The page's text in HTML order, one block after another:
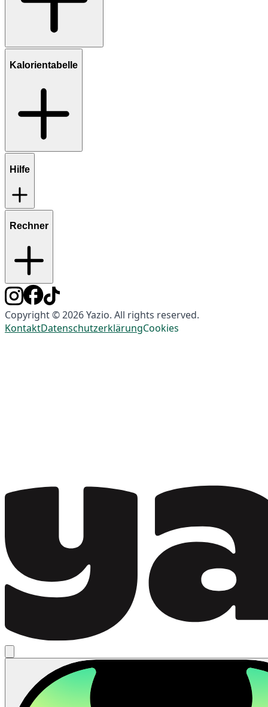
Kalorientabelle
Hilfe
Rechner
Copyright © 2026 Yazio. All rights reserved.
KontaktDatenschutzerklärungCookies